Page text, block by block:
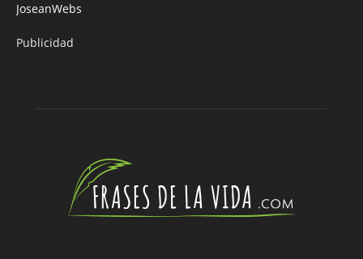
JoseanWebs
Publicidad